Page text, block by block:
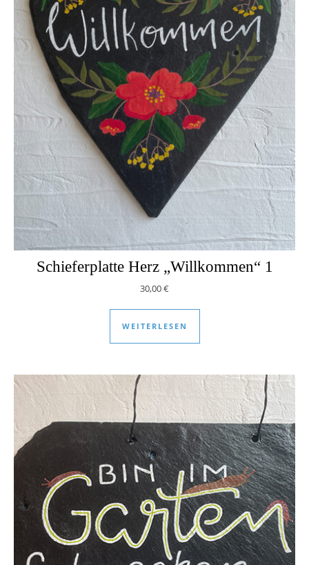
Schieferplatte Herz „Willkommen“ 1
30,00€
WEITERLESEN